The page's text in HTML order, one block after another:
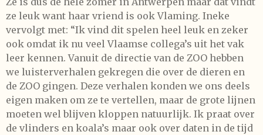
ze leuk want haar vriend is ook Vlaming. Ineke
vervolgt met: “Ik vind dit spelen heel leuk en zeker
ook omdat ik nu veel Vlaamse collega’s uit het vak
leer kennen. Vanuit de directie van de ZOO hebben
we luisterverhalen gekregen die over de dieren en
de ZOO gingen. Deze verhalen konden we ons deels
eigen maken om ze te vertellen, maar de grote lijnen
moeten wel blijven kloppen natuurlijk. Ik praat over
de vlinders en koala’s maar ook over daten in de tijd